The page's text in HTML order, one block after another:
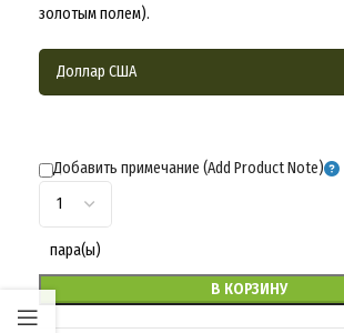
золотым полем).
Добавить примечание (Add Product Note)
пара(ы)
В КОРЗИНУ